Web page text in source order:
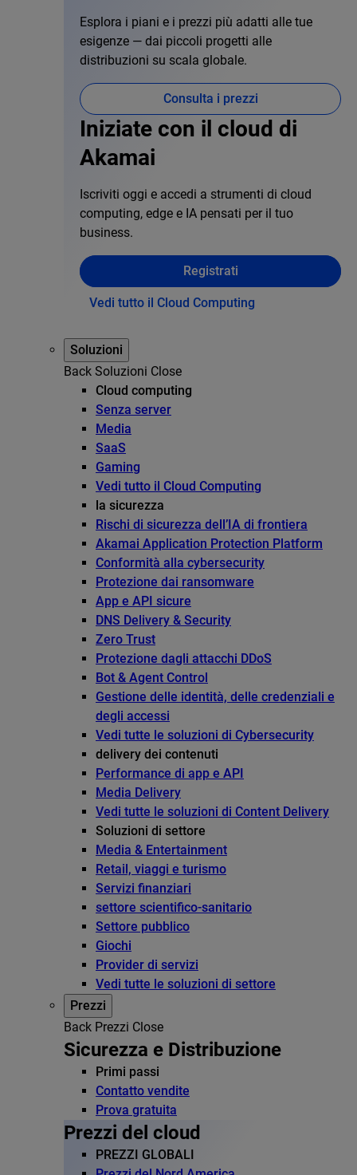
Esplora i piani e i prezzi più adatti alle tue
esigenze — dai piccoli progetti alle
distribuzioni su scala globale.
Consulta i prezzi
Iniziate con il cloud di
Akamai
Iscriviti oggi e accedi a strumenti di cloud
computing, edge e IA pensati per il tuo
business.
Registrati
Vedi tutto il Cloud Computing
Soluzioni
Back Soluzioni Close
Cloud computing
Senza server
Media
SaaS
Gaming
Vedi tutto il Cloud Computing
la sicurezza
Rischi di sicurezza dell’IA di frontiera
Akamai Application Protection Platform
Conformità alla cybersecurity
Protezione dai ransomware
App e API sicure
DNS Delivery & Security
Zero Trust
Protezione dagli attacchi DDoS
Bot & Agent Control
Gestione delle identità, delle credenziali e
degli accessi
Vedi tutte le soluzioni di Cybersecurity
delivery dei contenuti
Performance di app e API
Media Delivery
Vedi tutte le soluzioni di Content Delivery
Soluzioni di settore
Media & Entertainment
Retail, viaggi e turismo
Servizi finanziari
settore scientifico-sanitario
Settore pubblico
Giochi
Provider di servizi
Vedi tutte le soluzioni di settore
Prezzi
Back Prezzi Close
Sicurezza e Distribuzione
Primi passi
Contatto vendite
Prova gratuita
Prezzi del cloud
PREZZI GLOBALI